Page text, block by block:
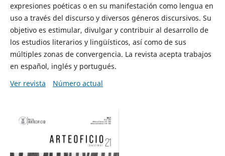
expresiones poéticas o en su manifestación como lengua en
uso a través del discurso y diversos géneros discursivos. Su
objetivo es estimular, divulgar y contribuir al desarrollo de
los estudios literarios y lingüísticos, así como de sus
múltiples zonas de convergencia. La revista acepta trabajos
en español, inglés y portugués.
Ver revista
Número actual